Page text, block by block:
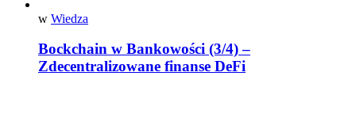
w Wiedza
Bockchain w Bankowości (3/4) –
Zdecentralizowane finanse DeFi